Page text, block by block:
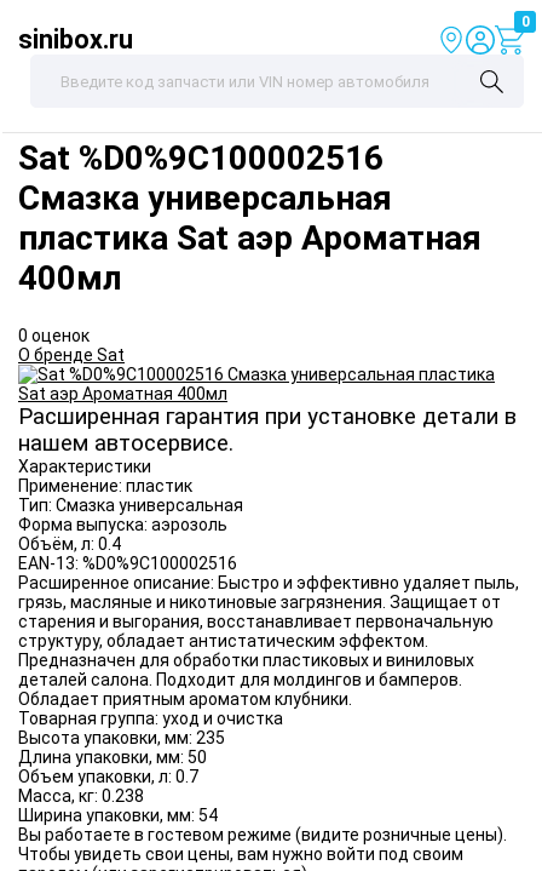
sinibox.ru
0
Sat %D0%9C100002516
Смазка универсальная
пластика Sat аэр Ароматная
400мл
0 оценок
О бренде Sat
Расширенная гарантия при установке детали в
нашем автосервисе.
Характеристики
Применение: пластик
Тип: Смазка универсальная
Форма выпуска: аэрозоль
Объём, л: 0.4
EAN-13: %D0%9C100002516
Расширенное описание: Быстро и эффективно удаляет пыль,
грязь, масляные и никотиновые загрязнения. Защищает от
старения и выгорания, восстанавливает первоначальную
структуру, обладает антистатическим эффектом.
Предназначен для обработки пластиковых и виниловых
деталей салона. Подходит для молдингов и бамперов.
Обладает приятным ароматом клубники.
Товарная группа: уход и очистка
Высота упаковки, мм: 235
Длина упаковки, мм: 50
Объем упаковки, л: 0.7
Масса, кг: 0.238
Ширина упаковки, мм: 54
Вы работаете в гостевом режиме (видите розничные цены).
Чтобы увидеть свои цены, вам нужно войти под своим